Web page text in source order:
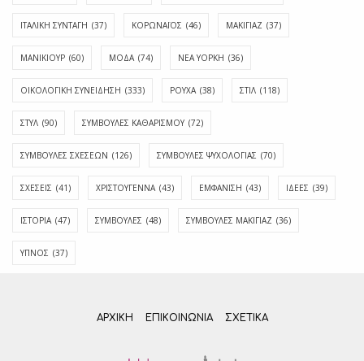
ΙΤΑΛΙΚΗ ΣΥΝΤΑΓΗ (37) ΚΟΡΩΝΑΪΟΣ (46) ΜΑΚΙΓΙΑΖ (37)
ΜΑΝΙΚΙΟΥΡ (60) ΜΟΔΑ (74) ΝΕΑ ΥΟΡΚΗ (36)
ΟΙΚΟΛΟΓΙΚΗ ΣΥΝΕΙΔΗΣΗ (333) ΡΟΥΧΑ (38) ΣΤΙΛ (118)
ΣΤΥΛ (90) ΣΥΜΒΟΥΛΕΣ ΚΑΘΑΡΙΣΜΟΥ (72)
ΣΥΜΒΟΥΛΕΣ ΣΧΕΣΕΩΝ (126) ΣΥΜΒΟΥΛΕΣ ΨΥΧΟΛΟΓΙΑΣ (70)
ΣΧΕΣΕΙΣ (41) ΧΡΙΣΤΟΥΓΕΝΝΑ (43) ΕΜΦΆΝΙΣΗ (43) ΙΔΈΕΣ (39)
ΙΣΤΟΡΊΑ (47) ΣΥΜΒΟΥΛΈΣ (48) ΣΥΜΒΟΥΛΈΣ ΜΑΚΙΓΙΆΖ (36)
ΎΠΝΟΣ (37)
ΑΡΧΙΚΗ ΕΠΙΚΟΙΝΩΝΊΑ ΣΧΕΤΙΚΆ